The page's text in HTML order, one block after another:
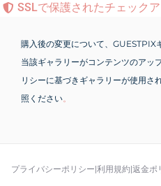
SSLで保護されたチェックア
購入後の変更について、GUESTPIX
当該ギャラリーがコンテンツのアッ
リシーに基づきギャラリーが使用さ
照ください。
プライバシーポリシー|利用規約|返金ポ